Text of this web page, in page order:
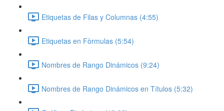
Etiquetas de Filas y Columnas (4:55)
Etiquetas en Fòrmulas (5:54)
Nombres de Rango Dinámicos (9:24)
Nombres de Rango Dinámicos en Títulos (5:32)